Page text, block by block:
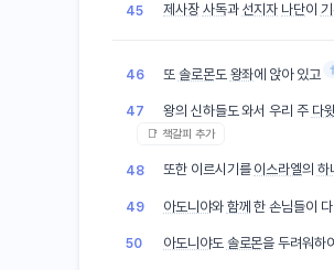
45 제사장 사독과 선지자 나단이
46 또 솔로몬도 왕좌에 앉아 있고
47 왕의 신하들도 와서 우리 주 다윗
📑 책갈피 추가
48 또한 이르시기를 이스라엘의 하
49 아도니야와 함께 한 손님들이
50 아도니야도 솔로몬을 두려워하